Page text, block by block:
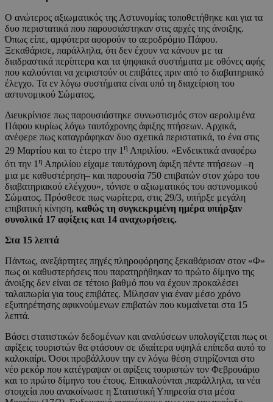
Ο ανώτερος αξιωματικός της Αστυνομίας τοποθετήθηκε και για τα
δυο περιστατικά που παρουσιάστηκαν στις αρχές της άνοιξης.
Όπως είπε, αμφότερα αφορούν το αεροδρόμιο Πάφου.
Ξεκαθάρισε, παράλληλα, ότι δεν έχουν να κάνουν με τα
διαδραστικά περίπτερα και τα ψηφιακά συστήματα με οθόνες αφής
που καλούνται να χειριστούν οι επιβάτες πριν από το διαβατηριακό
έλεγχο. Τα εν λόγω συστήματα είναι υπό τη διαχείριση του
αστυνομικού Σώματος.
Διευκρίνισε πως παρουσιάστηκε συνωστισμός στον αερολιμένα
Πάφου κυρίως λόγω ταυτόχρονης άφιξης πτήσεων. Αρχικά,
ανέφερε πως καταγράφηκαν δυο σχετικά περιστατικά, το ένα στις
29 Μαρτίου και το έτερο την 1 η Απριλίου. «Ενδεικτικά αναφέρω
ότι την 1η Απριλίου είχαμε ταυτόχρονη άφιξη πέντε πτήσεων –η
μια με καθυστέρηση– και παρουσία 750 επιβατών στον χώρο του
διαβατηριακού ελέγχου», τόνισε ο αξιωματικός του αστυνομικού
Σώματος. Πρόσθεσε πως νωρίτερα, στις 29/3, υπήρξε μεγάλη
επιβατική κίνηση, καθώς τη συγκεκριμένη ημέρα υπήρξαν
συνολικά 17 αφίξεις και 14 αναχωρήσεις.
Στα 15 λεπτά
Πάντως, ανεξάρτητες πηγές πληροφόρησης ξεκαθάρισαν στον «Φ»
πως οι καθυστερήσεις που παρατηρήθηκαν το πρώτο δίμηνο της
άνοιξης δεν είναι σε τέτοιο βαθμό που να έχουν προκαλέσει
ταλαιπωρία για τους επιβάτες. Μίλησαν για έναν μέσο χρόνο
εξυπηρέτησης αφικνούμενων επιβατών που κυμαίνεται στα 15
λεπτά.
Βάσει στατιστικών δεδομένων και αναλύσεων υπολογίζεται πως οι
αφίξεις τουριστών θα φτάσουν σε ιδιαίτερα υψηλά επίπεδα αυτό το
καλοκαίρι. Όσοι προβάλλουν την εν λόγω θέση στηρίζονται στο
νέο ρεκόρ που κατέγραψαν οι αφίξεις τουριστών τον Φεβρουάριο
και το πρώτο δίμηνο του έτους. Επικαλούνται ,παράλληλα, τα νέα
στοιχεία που ανακοίνωσε η Στατιστική Υπηρεσία στα μέσα